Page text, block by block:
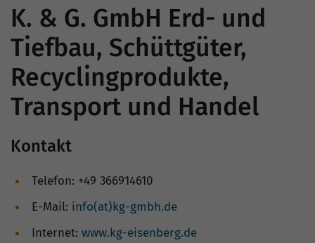
K. & G. GmbH Erd- und
Tiefbau, Schüttgüter,
Recyclingprodukte,
Transport und Handel
Kontakt
Telefon: +49 366914610
E-Mail: info(at)kg-gmbh.de
Internet: www.kg-eisenberg.de